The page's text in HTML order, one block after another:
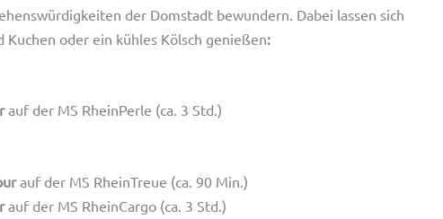
der Domstadt bewundern. Dabei lassen sich
oder ein kühles Kölsch genießen:
auf der MS RheinPerle (ca. 3 Std.)
auf der MS RheinTreue (ca. 90 Min.)
auf der MS RheinCargo (ca. 3 Std.)